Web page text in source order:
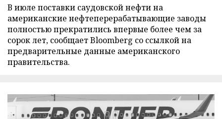
В июле поставки саудовской нефти на
американские нефтеперерабатывающие заводы
полностью прекратились впервые более чем за
сорок лет, сообщает Bloomberg со ссылкой на
предварительные данные американского
правительства.